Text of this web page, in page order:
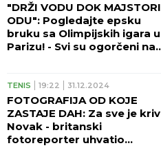
"DRŽI VODU DOK MAJSTORI
ODU": Pogledajte epsku
bruku sa Olimpijskih igara u
Parizu! - Svi su ogorčeni na
TENIS 19:22 31.12.2024
FOTOGRAFIJA OD KOJE
ZASTAJE DAH: Za sve je kriv
Novak - britanski
fotoreporter uhvatio